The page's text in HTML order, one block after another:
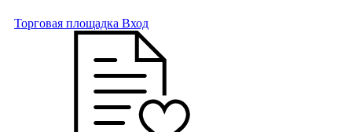
Торговая площадка Вход